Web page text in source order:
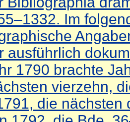
Im
ausführlich
1790 brachte
vierzehn,
die nächsten